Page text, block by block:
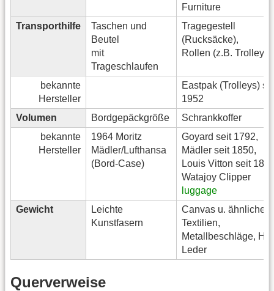
Furniture
Transporthilfe
Taschen und
Beutel
mit
Trageschlaufen
Tragegestell
(Rucksäcke),
Rollen (z.B. Trolley),
bekannte
Hersteller
Eastpak (Trolleys)
1952
Volumen
Bordgepäckgröße
Schrankkoffer
bekannte
Hersteller
1964 Moritz
Mädler/Lufthansa
(Bord-Case)
Goyard seit 1792,
Mädler seit 1850,
Louis Vitton seit
Watajoy Clipper
luggage
Gewicht
Leichte
Kunstfasern
Canvas u. ähnliche
Textilien,
Metallbeschläge,
Leder
Querverweise